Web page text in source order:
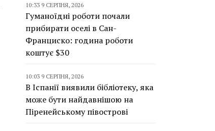
10:33 9 СЕРПНЯ, 2026
Гуманоїдні роботи почали
прибирати оселі в Сан-
Франциско: година роботи
коштує $30
10:03 9 СЕРПНЯ, 2026
В Іспанії виявили бібліотеку, яка
може бути найдавнішою на
Піренейському півострові